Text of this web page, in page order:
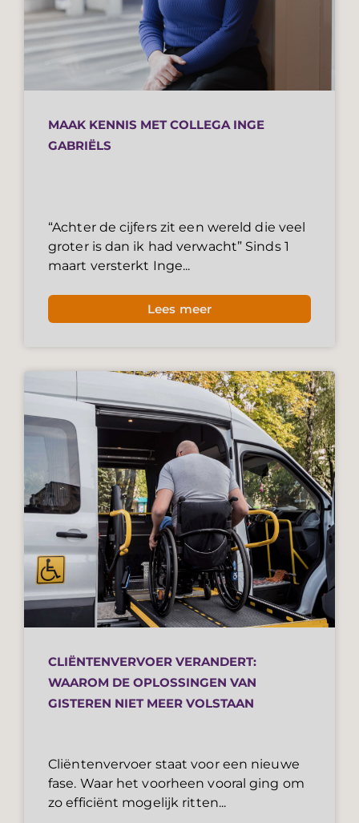
MAAK KENNIS MET COLLEGA INGE
GABRIËLS
“Achter de cijfers zit een wereld die veel
groter is dan ik had verwacht” Sinds 1
maart versterkt Inge...
Lees meer
CLIËNTENVERVOER VERANDERT:
WAAROM DE OPLOSSINGEN VAN
GISTEREN NIET MEER VOLSTAAN
Cliëntenvervoer staat voor een nieuwe
fase. Waar het voorheen vooral ging om
zo efficiënt mogelijk ritten...